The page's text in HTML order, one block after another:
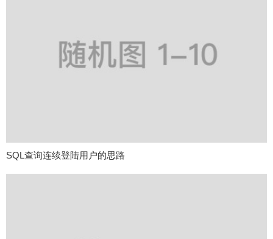
SQL查询连续登陆用户的思路